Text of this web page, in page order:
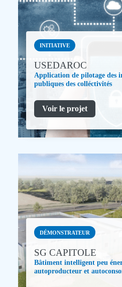
INITIATIVE
USEDAROC
Application de pilotage des
publiques des colléctivités
Voir le projet
DÉMONSTRATEUR
SG CAPITOLE
Bâtiment intelligent peu
autoproducteur et